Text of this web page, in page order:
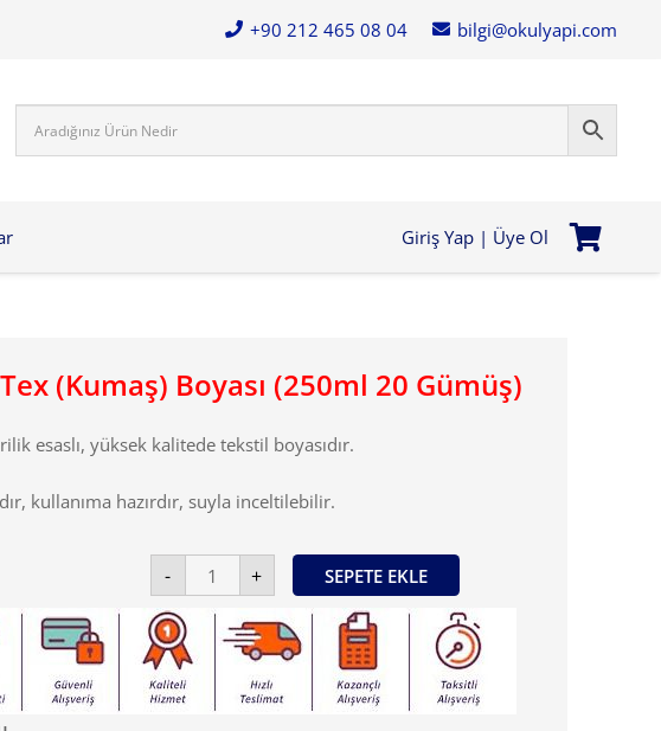
+90 212 465 08 04 bilgi@okulyapi.com
Giriş Yap | Üye Ol
(Kumaş) Boyası (250ml 20 Gümüş)
esaslı, yüksek kalitede tekstil boyasıdır.
kullanıma hazırdır, suyla inceltilebilir.
-
Creall
Tex
(Kumaş)
Boyası
(250ml
20
Gümüş)
adet
+ SEPETE EKLE